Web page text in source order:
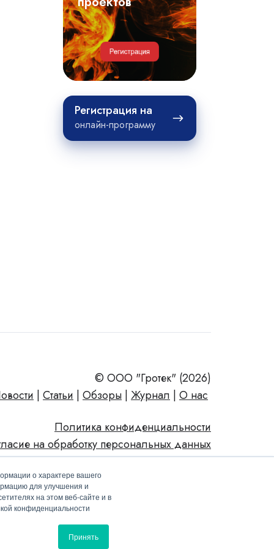
о характере вашего
для улучшения и
на этом веб-сайте и в
конфиденциальности
Принять
проектов
Регистрация на
онлайн-программу
Регистрация
© ООО "Гротек" (2026)
Статьи Обзоры Журнал О нас
Политика конфиденциальности
на обработку персональных данных